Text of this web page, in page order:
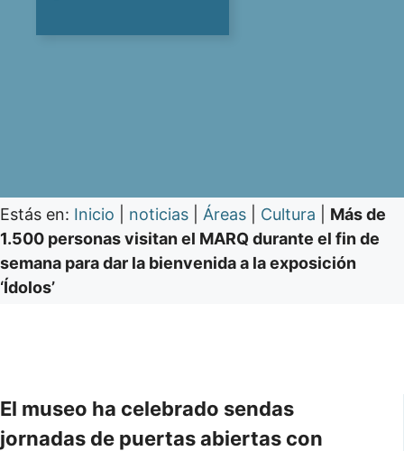
Estás en: Inicio noticias Áreas Cultura
Más de
1.500 personas visitan el MARQ durante el fin de
semana para dar la bienvenida a la exposición
‘Ídolos’
El museo ha celebrado sendas
jornadas de puertas abiertas con